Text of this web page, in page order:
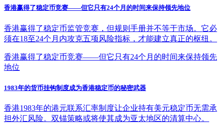
香港赢得了稳定币竞赛——但它只有24个月的时间来保持领先地位
香港赢得了稳定币监管竞赛，但规则手册并不等于市场。它必
须在18至24个月内攻克五项风险指标，才能建立真正的枢纽。
香港赢得了稳定币竞赛——但它只有24个月的时间来保持领先
地位
1983年的货币挂钩制度成为香港稳定币的秘密武器
香港1983年的港元联系汇率制度让企业持有美元稳定币无需承
担外汇风险。双锚策略或将使其成为亚太地区的清算中心。